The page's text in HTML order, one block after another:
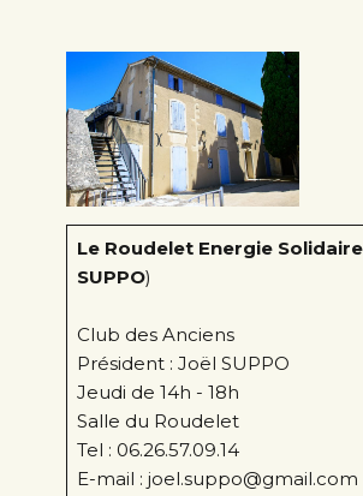
Le Roudelet Energie Solidaire
SUPPO)
Club des Anciens
Président : Joël SUPPO
Jeudi de 14h - 18h
Salle du Roudelet
Tel : 06.26.57.09.14
E-mail : joel.suppo@gmail.com